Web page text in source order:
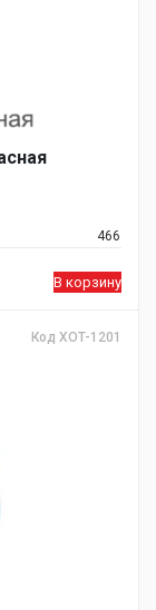
466
В корзину
Код XOT-1201